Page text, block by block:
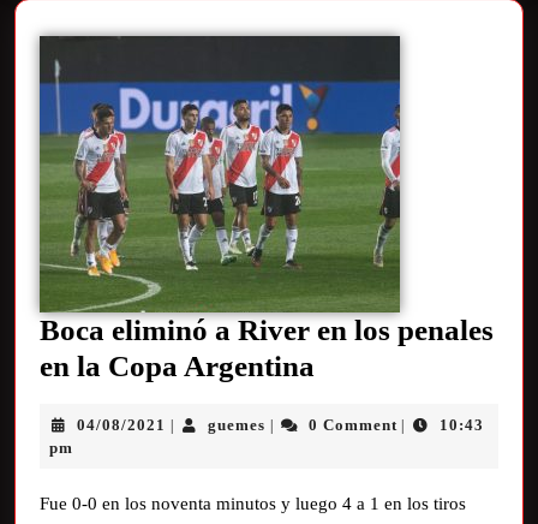
Boca eliminó a River en los penales
en la Copa Argentina
04/08/2021 guemes 0 Comment
10:43
pm
Fue 0-0 en los noventa minutos y luego 4 a 1 en los tiros